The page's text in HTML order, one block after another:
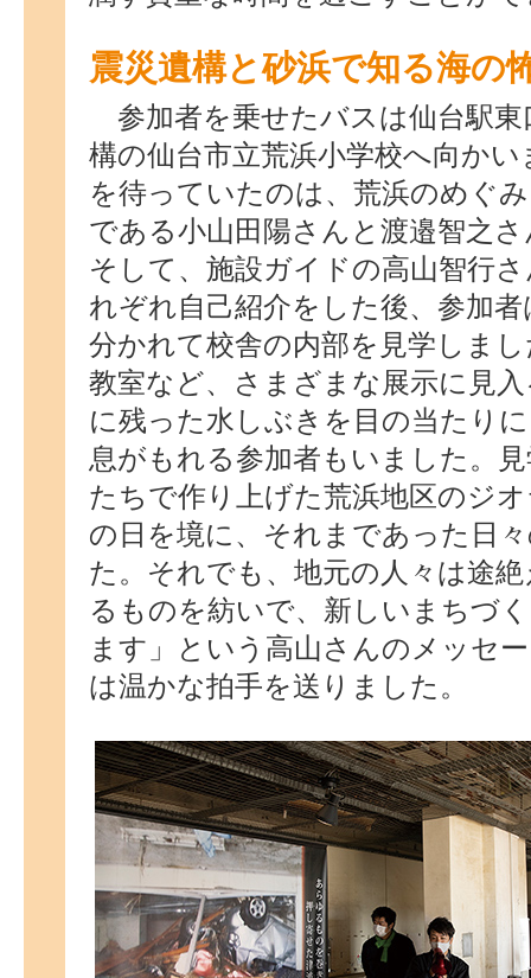
震災遺構と砂浜で知る海の
参加者を乗せたバスは仙台駅東
構の仙台市立荒浜小学校へ向か
を待っていたのは、荒浜のめぐ
である小山田陽さんと渡邉智之
そして、施設ガイドの高山智行
れぞれ自己紹介をした後、参加
分かれて校舎の内部を見学しま
教室など、さまざまな展示に見
に残った水しぶきを目の当たり
息がもれる参加者もいました。
たちで作り上げた荒浜地区のジ
の日を境に、それまであった日
た。それでも、地元の人々は途
るものを紡いで、新しいまちづ
ます」という高山さんのメッセ
は温かな拍手を送りました。